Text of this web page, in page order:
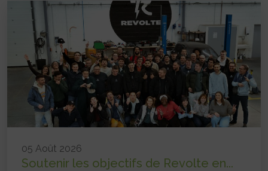
05 Août 2026
Soutenir les objectifs de Revolte en...